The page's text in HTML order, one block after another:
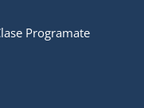
Programate